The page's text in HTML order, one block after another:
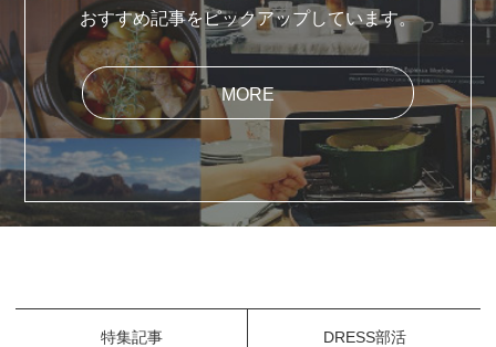
おすすめ記事をピックアップしています。
MORE
特集記事 DRESS部活